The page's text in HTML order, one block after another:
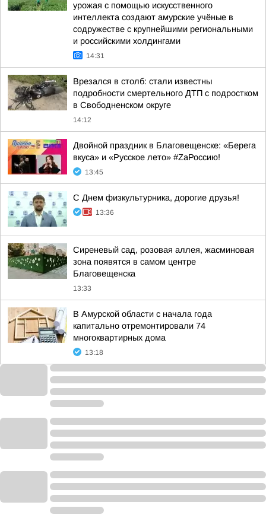
урожая с помощью искусственного
интеллекта создают амурские учёные в
содружестве с крупнейшими региональными
и российскими холдингами
14:31
Врезался в столб: стали известны
подробности смертельного ДТП с подростком
в Свободненском округе
14:12
Двойной праздник в Благовещенске: «Берега
вкуса» и «Русское лето» #ZaРоссию!
13:45
С Днем физкультурника, дорогие друзья!
13:36
Сиреневый сад, розовая аллея, жасминовая
зона появятся в самом центре
Благовещенска
13:33
В Амурской области с начала года
капитально отремонтировали 74
многоквартирных дома
13:18